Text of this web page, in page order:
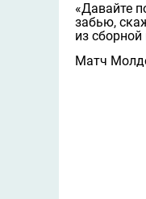
«Давайте
забью,
из
Матч